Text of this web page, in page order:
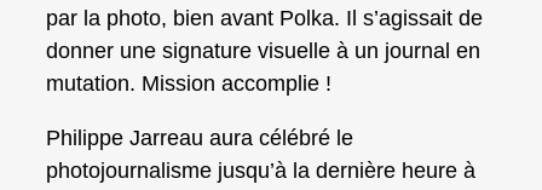
par la photo, bien avant Polka. Il s’agissait de
donner une signature visuelle à un journal en
mutation. Mission accomplie !
Philippe Jarreau aura célébré le
photojournalisme jusqu’à la dernière heure à